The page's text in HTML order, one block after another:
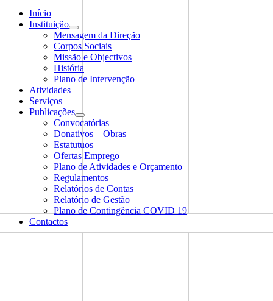
Início
Instituição
Mensagem da Direção
Corpos Sociais
Missão e Objectivos
História
Plano de Intervenção
Atividades
Serviços
Publicações
Convocatórias
Donativos – Obras
Estatutuos
Ofertas Emprego
Plano de Atividades e Orçamento
Regulamentos
Relatórios de Contas
Relatório de Gestão
Plano de Contingência COVID 19
Contactos